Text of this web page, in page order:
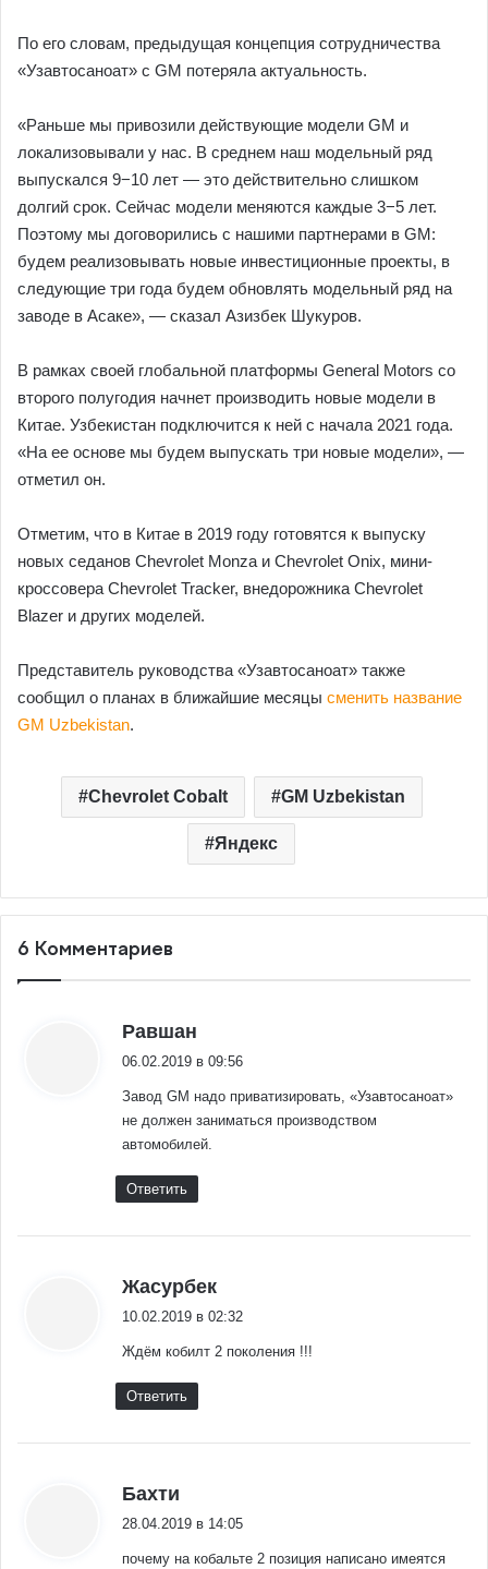
По его словам, предыдущая концепция сотрудничества
«Узавтосаноат» с GM потеряла актуальность.
«Раньше мы привозили действующие модели GM и
локализовывали у нас. В среднем наш модельный ряд
выпускался 9−10 лет — это действительно слишком
долгий срок. Сейчас модели меняются каждые 3−5 лет.
Поэтому мы договорились с нашими партнерами в GM:
будем реализовывать новые инвестиционные проекты, в
следующие три года будем обновлять модельный ряд на
заводе в Асаке», — сказал Азизбек Шукуров.
В рамках своей глобальной платформы General Motors со
второго полугодия начнет производить новые модели в
Китае. Узбекистан подключится к ней с начала 2021 года.
«На ее основе мы будем выпускать три новые модели», —
отметил он.
Отметим, что в Китае в 2019 году готовятся к выпуску
новых седанов Chevrolet Monza и Chevrolet Onix, мини-
кроссовера Chevrolet Tracker, внедорожника Chevrolet
Blazer и других моделей.
Представитель руководства «Узавтосаноат» также
сообщил о планах в ближайшие месяцы сменить название
GM Uzbekistan.
Chevrolet Cobalt GM Uzbekistan
Яндекс
6 Комментариев
Равшан
06.02.2019 в 09:56
Завод GM надо приватизировать, «Узавтосаноат»
не должен заниматься производством
автомобилей.
Ответить
Жасурбек
10.02.2019 в 02:32
Ждём кобилт 2 поколения !!!
Ответить
Бахти
28.04.2019 в 14:05
почему на кобальте 2 позиция написано имеятся